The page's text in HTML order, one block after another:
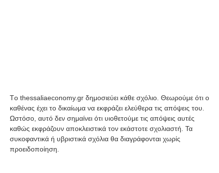
Tο thessaliaeconomy.gr δημοσιεύει κάθε σχόλιο. Θεωρούμε ότι ο
καθένας έχει το δικαίωμα να εκφράζει ελεύθερα τις απόψεις του.
Ωστόσο, αυτό δεν σημαίνει ότι υιοθετούμε τις απόψεις αυτές
καθώς εκφράζουν αποκλειστικά τον εκάστοτε σχολιαστή. Τα
συκοφαντικά ή υβριστικά σχόλια θα διαγράφονται χωρίς
προειδοποίηση.